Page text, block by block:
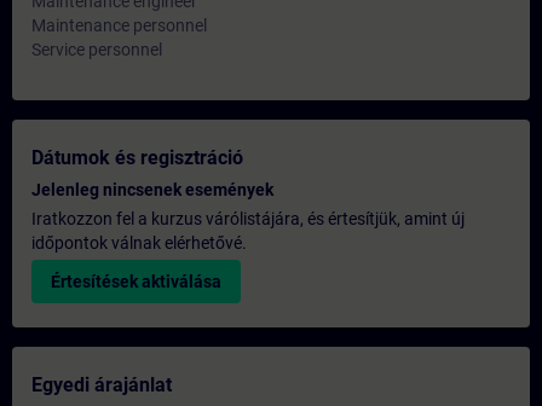
Maintenance personnel
Service personnel
Dátumok és regisztráció
Jelenleg nincsenek események
Iratkozzon fel a kurzus várólistájára, és értesítjük, amint új
időpontok válnak elérhetővé.
Értesítések aktiválása
Egyedi árajánlat